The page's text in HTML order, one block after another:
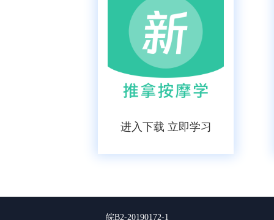
进入下载 立即学习
皖B2-20190172-1